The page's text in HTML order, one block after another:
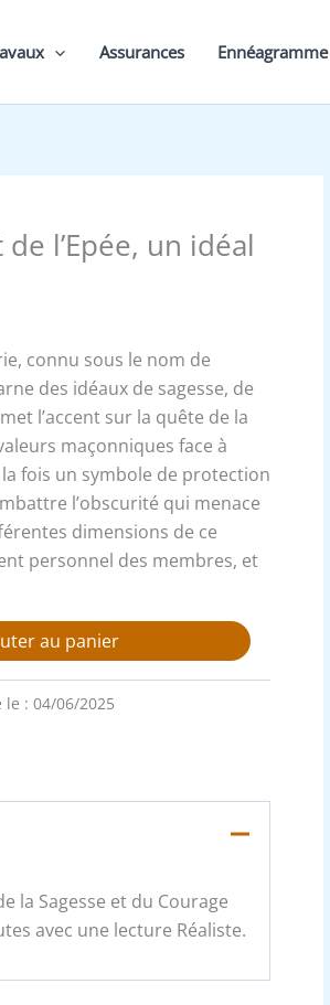
Assurances Ennéagramme
l’Epée, un idéal
connu sous le nom de
des idéaux de sagesse, de
l’accent sur la quête de la
maçonniques face à
la fois un symbole de protection
l’obscurité qui menace
dimensions de ce
personnel des membres, et
au panier
le : 04/06/2025
la Sagesse et du Courage
avec une lecture Réaliste.